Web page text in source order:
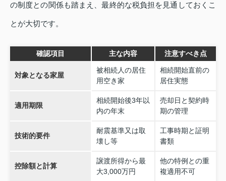
の制度との関係も踏まえ、最終的な税負担を見通しておくこ
とが大切です。
確認項目 主な内容 注意すべき点
対象となる家屋
被相続人の居住
用空き家
相続開始直前の
居住実態
適用期限
相続開始後3年以
内の年末
売却日と契約時
期の管理
技術的要件
耐震基準又は取
壊し等
工事時期と証明
書類
控除額と計算
譲渡所得から最
大3,000万円
他の特例との重
複適用不可